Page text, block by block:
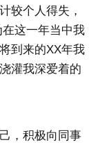
较个人得失，
这一年当中我
到来的XX年我
灌我深爱着的
，积极向同事